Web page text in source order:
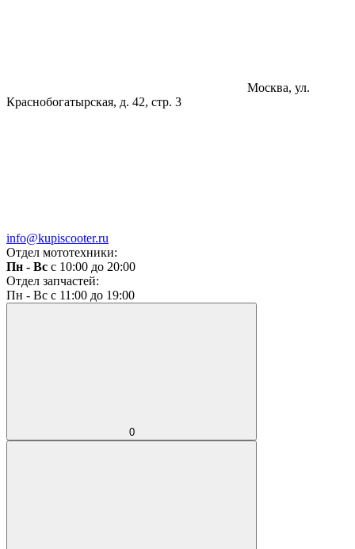
Москва, ул.
Краснобогатырская, д. 42, стр. 3
info@kupiscooter.ru
Отдел мототехники:
Пн - Вс с 10:00 до 20:00
Отдел запчастей:
Пн - Вс с 11:00 до 19:00
0